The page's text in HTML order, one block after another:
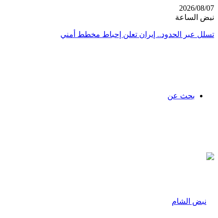
2026/08/07
نبض الساعة
تسلل عبر الحدود.. إيران تعلن إحباط مخطط أمني
بحث عن